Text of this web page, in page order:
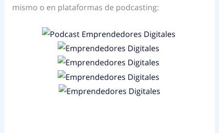
mismo o en plataformas de podcasting: